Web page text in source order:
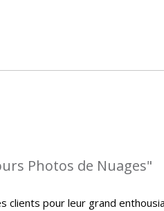
Photos de Nuages"
pour leur grand